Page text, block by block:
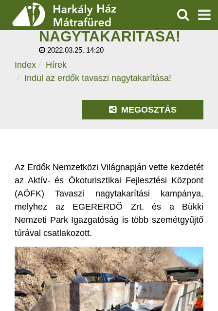
SZOLGÁLTATÁSOK
PROGRAMOK
KERESÉS
INDUL AZ ERDŐK
TAVASZI
NAGYTAKARÍTÁSA!
2022.03.25. 14:20
Index
Hírek
Indul az erdők tavaszi nagytakarítása!
MEGOSZTÁS
Az Erdők Nemzetközi Világnapján vette kezdetét
az Aktív- és Ökoturisztikai Fejlesztési Központ
(AÖFK) Tavaszi nagytakarítási kampánya,
melyhez az EGERERDŐ Zrt. és a Bükki
Nemzeti Park Igazgatóság is több szemétgyűjtő
túrával csatlakozott.